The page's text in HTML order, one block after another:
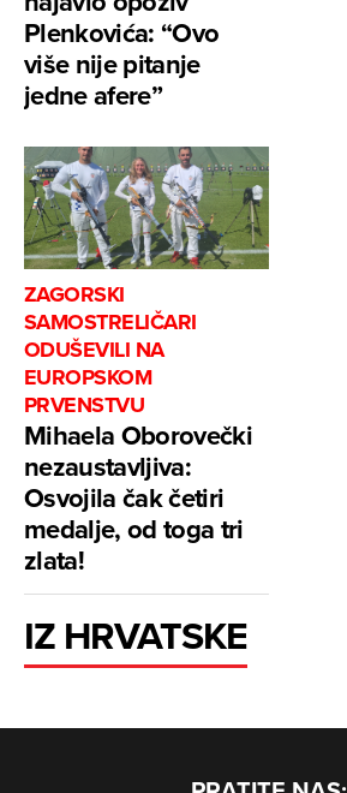
Plenkovića: “Ovo
više nije pitanje
jedne afere”
ZAGORSKI
SAMOSTRELIČARI
ODUŠEVILI NA
EUROPSKOM
PRVENSTVU
Mihaela Oborovečki
nezaustavljiva:
Osvojila čak četiri
medalje, od toga tri
zlata!
IZ HRVATSKE